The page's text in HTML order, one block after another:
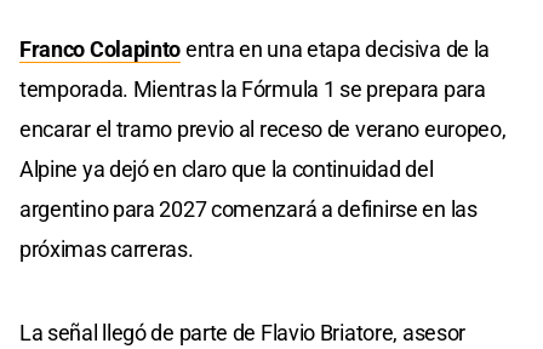
Franco Colapintoentra en una etapa decisiva de la
temporada. Mientras la Fórmula 1 se prepara para
encarar el tramo previo al receso de verano europeo,
Alpine ya dejó en claro que la continuidad del
argentino para 2027 comenzará a definirse en las
próximas carreras.
La señal llegó de parte de Flavio Briatore, asesor